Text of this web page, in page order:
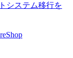
システム移行を